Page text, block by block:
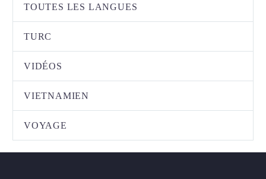
TOUTES LES LANGUES
TURC
VIDÉOS
VIETNAMIEN
VOYAGE